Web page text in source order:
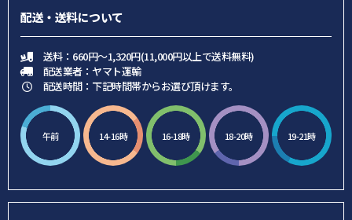
配送・送料について
送料：660円～1,320円(11,000円以上で送料無料)
配送業者：ヤマト運輸
配送時間：下記時間帯からお選び頂けます。
午前 14-16時 16-18時 18-20時 19-21時